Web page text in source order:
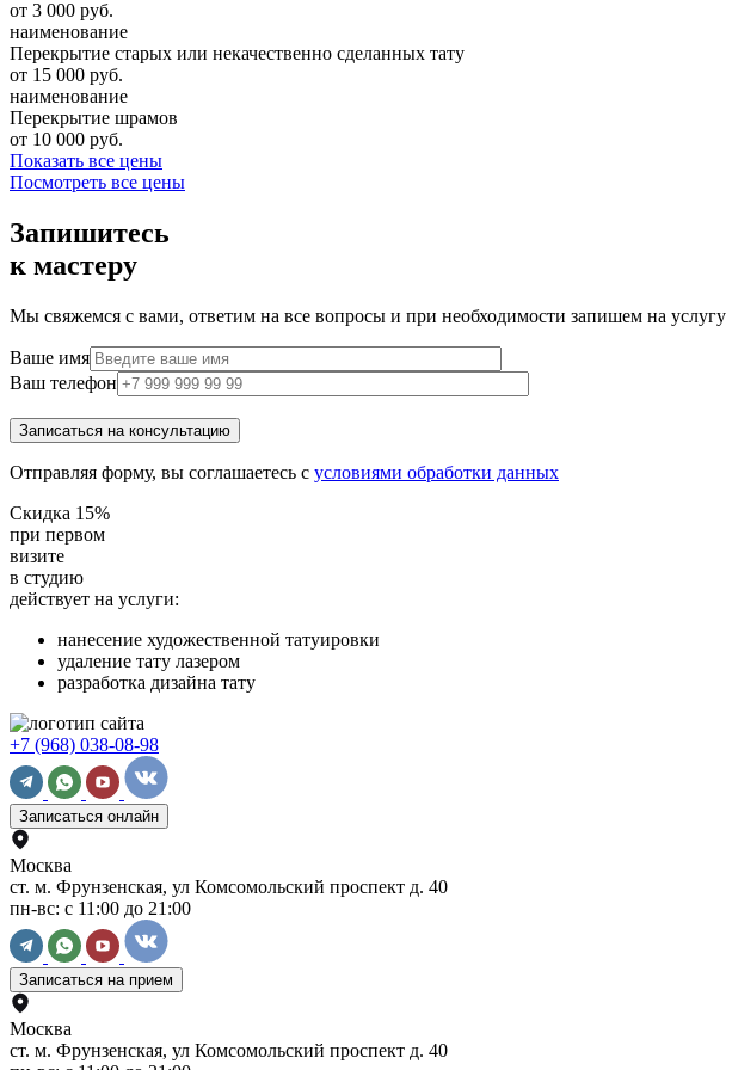
от 3 000 руб.
наименование
Перекрытие старых или некачественно сделанных тату
от 15 000 руб.
наименование
Перекрытие шрамов
от 10 000 руб.
Показать все цены
Посмотреть все цены
Запишитесь
к мастеру
Мы свяжемся с вами, ответим на все вопросы и при необходимости запишем на услугу
Ваше имя
Ваш телефон
Отправляя форму, вы соглашаетесь с условиями обработки данных
Скидка 15%
при первом
визите
в студию
действует на услуги:
нанесение художественной татуировки
удаление тату лазером
разработка дизайна тату
+7 (968) 038-08-98
Записаться онлайн
Москва
ст. м. Фрунзенская, ул Комсомольский проспект д. 40
пн-вс: с 11:00 до 21:00
Записаться на прием
Москва
ст. м. Фрунзенская, ул Комсомольский проспект д. 40